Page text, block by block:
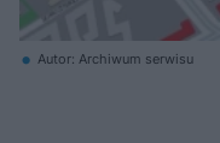
Autor: Archiwum serwisu